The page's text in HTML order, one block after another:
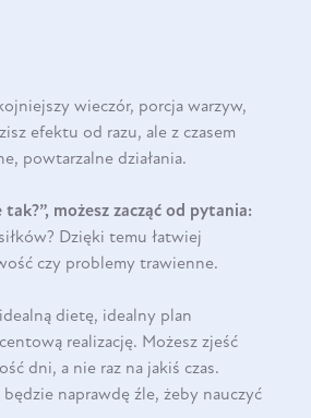
wieczór, porcja warzyw,
efektu od razu, ale z czasem
powtarzalne działania.
możesz zacząć od pytania:
Dzięki temu łatwiej
czy problemy trawienne.
dietę, idealny plan
realizację. Możesz zjeść
dni, a nie raz na jakiś czas.
naprawdę źle, żeby nauczyć